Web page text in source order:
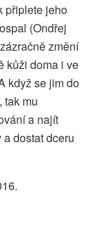
připlete jeho
(Ondřej
změní
kůži doma i ve
když se jim do
tak mu
a najít
dostat dceru